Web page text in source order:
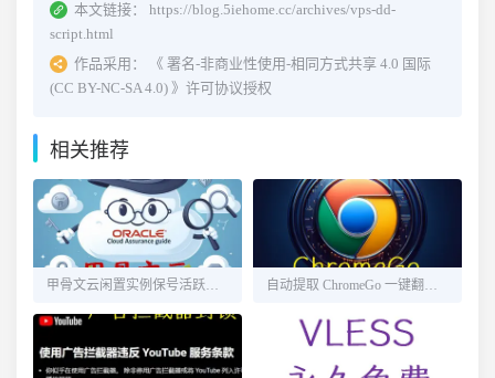
本文链接：
https://blog.5iehome.cc/archives/vps-dd-
script.html
作品采用：
《 署名-非商业性使用-相同方式共享 4.0 国际
(CC BY-NC-SA 4.0) 》许可协议授权
相关推荐
甲骨文云闲置实例保号活跃方法 自动提取 ChromeGo 一键翻墙包内的免费节点